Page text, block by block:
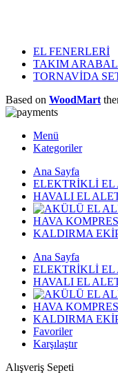
EL FENERLERİ
TAKIM
TORNAVİDA
Based on WoodMart
Menü
Kategoriler
Ana Sayfa
ELEKTRİKLİ EL
HAVALI EL
HAVA
KALDIRMA
Ana Sayfa
ELEKTRİKLİ EL
HAVALI EL
HAVA
KALDIRMA
Favoriler
Karşılaştır
Alışveriş Sepeti